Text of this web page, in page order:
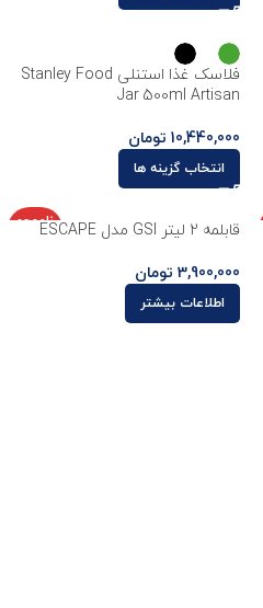
فلاسک غذا استنلی Stanley Food
Jar 500ml Artisan
10,440,000 تومان
انتخاب گزینه ها
ناموجو
قابلمه 2 لیتر GSI مدل ESCAPE
3,900,000 تومان
اطلاعات بیشتر